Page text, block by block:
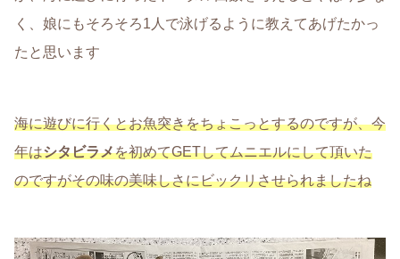
く、娘にもそろそろ1人で泳げるように教えてあげたかっ
たと思います
海に遊びに行くとお魚突きをちょこっとするのですが、今
年はシタビラメを初めてGETしてムニエルにして頂いた
のですがその味の美味しさにビックリさせられましたね